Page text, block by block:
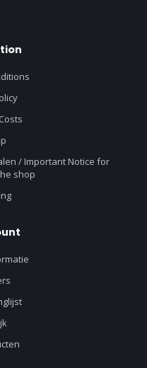
/ Important Notice for
shop